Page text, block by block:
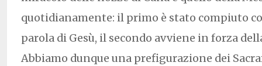
quotidianamente: il primo è stato compiuto
parola di Gesù, il secondo avviene in forza
Abbiamo dunque una prefigurazione dei